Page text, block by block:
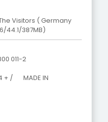
Visitors ( Germany
44.1/387MB)
011-2
/ MADE IN